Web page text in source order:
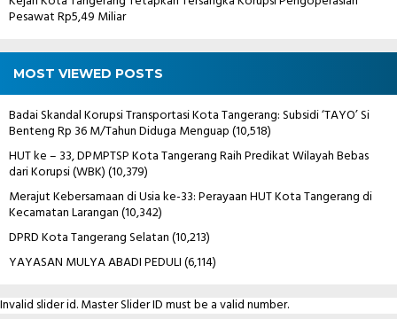
Pesawat Rp5,49 Miliar
MOST VIEWED POSTS
Badai Skandal Korupsi Transportasi Kota Tangerang: Subsidi ‘TAYO’ Si
Benteng Rp 36 M/Tahun Diduga Menguap(10,518)
HUT ke – 33, DPMPTSP Kota Tangerang Raih Predikat Wilayah Bebas
dari Korupsi (WBK)(10,379)
Merajut Kebersamaan di Usia ke-33: Perayaan HUT Kota Tangerang di
Kecamatan Larangan(10,342)
DPRD Kota Tangerang Selatan(10,213)
YAYASAN MULYA ABADI PEDULI(6,114)
Invalid slider id. Master Slider ID must be a valid number.